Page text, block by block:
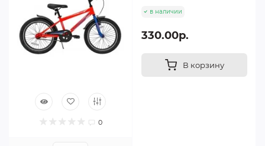
0
в наличии
330.00р.
В корзину